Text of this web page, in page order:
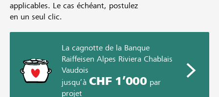
applicables. Le cas échéant, postulez
en un seul clic.
La cagnotte de la Banque
Raiffeisen Alpes Riviera Chablais
Vaudois
jusqu’à CHF 1’000par
projet